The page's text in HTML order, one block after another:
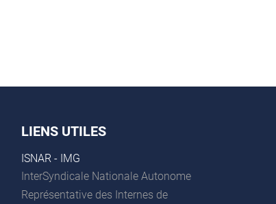
LIENS UTILES
ISNAR - IMG
InterSyndicale Nationale Autonome
Représentative des Internes de